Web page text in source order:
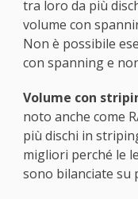
tra loro da più
volume con
Non è possibile
con spanning e
Volume con
noto anche come
più dischi in
migliori perché le
sono bilanciate su